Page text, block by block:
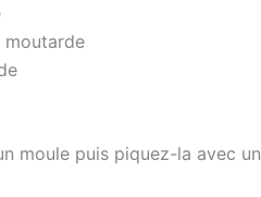
moutarde
moule puis piquez-la avec